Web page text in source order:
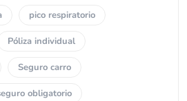
pico respiratorio
Póliza individual
Seguro carro
obligatorio